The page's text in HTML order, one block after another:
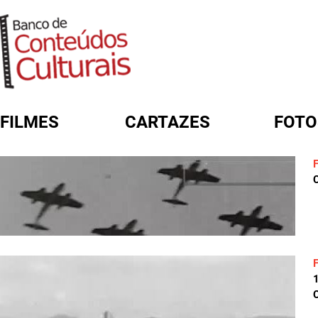
FILMES CARTAZES
FORMULÁRIO DE BUSCA